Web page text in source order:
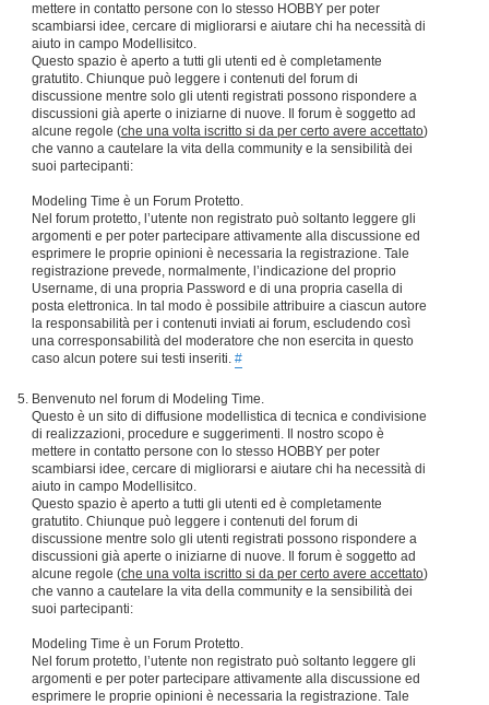
mettere in contatto persone con lo stesso HOBBY per poter
scambiarsi idee, cercare di migliorarsi e aiutare chi ha necessità di
aiuto in campo Modellisitco.
Questo spazio è aperto a tutti gli utenti ed è completamente
gratutito. Chiunque può leggere i contenuti del forum di
discussione mentre solo gli utenti registrati possono rispondere a
discussioni già aperte o iniziarne di nuove. Il forum è soggetto ad
alcune regole (che una volta iscritto si da per certo avere accettato)
che vanno a cautelare la vita della community e la sensibilità dei
suoi partecipanti:
Modeling Time è un Forum Protetto.
Nel forum protetto, l’utente non registrato può soltanto leggere gli
argomenti e per poter partecipare attivamente alla discussione ed
esprimere le proprie opinioni è necessaria la registrazione. Tale
registrazione prevede, normalmente, l’indicazione del proprio
Username, di una propria Password e di una propria casella di
posta elettronica. In tal modo è possibile attribuire a ciascun autore
la responsabilità per i contenuti inviati ai forum, escludendo così
una corresponsabilità del moderatore che non esercita in questo
caso alcun potere sui testi inseriti. #
Benvenuto nel forum di Modeling Time.
Questo è un sito di diffusione modellistica di tecnica e condivisione
di realizzazioni, procedure e suggerimenti. Il nostro scopo è
mettere in contatto persone con lo stesso HOBBY per poter
scambiarsi idee, cercare di migliorarsi e aiutare chi ha necessità di
aiuto in campo Modellisitco.
Questo spazio è aperto a tutti gli utenti ed è completamente
gratutito. Chiunque può leggere i contenuti del forum di
discussione mentre solo gli utenti registrati possono rispondere a
discussioni già aperte o iniziarne di nuove. Il forum è soggetto ad
alcune regole (che una volta iscritto si da per certo avere accettato)
che vanno a cautelare la vita della community e la sensibilità dei
suoi partecipanti:
Modeling Time è un Forum Protetto.
Nel forum protetto, l’utente non registrato può soltanto leggere gli
argomenti e per poter partecipare attivamente alla discussione ed
esprimere le proprie opinioni è necessaria la registrazione. Tale